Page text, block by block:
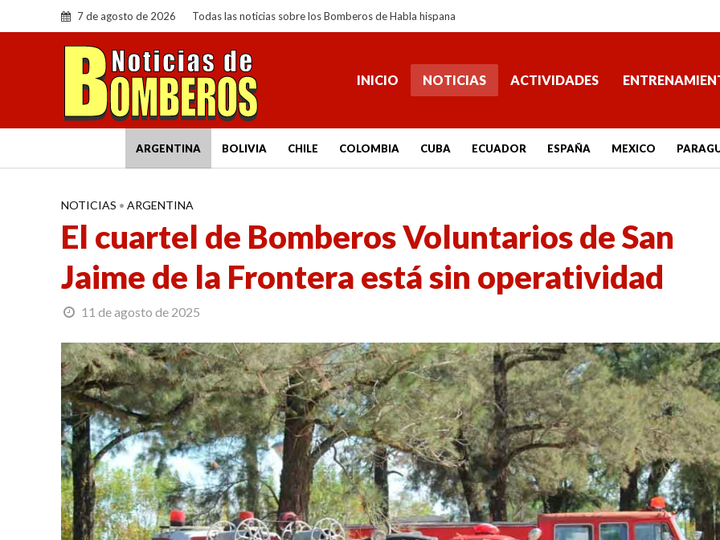
7 de agosto de 2026 Todas las noticias sobre los Bomberos de Habla hispana
INICIO NOTICIAS ACTIVIDADES
ARGENTINA BOLIVIA CHILE COLOMBIA CUBA ECUADOR ESPAÑA MEXICO
NOTICIAS • ARGENTINA
El cuartel de Bomberos Voluntarios de San
Jaime de la Frontera está sin operatividad
11 de agosto de 2025